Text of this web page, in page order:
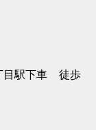
目駅下車 徒歩